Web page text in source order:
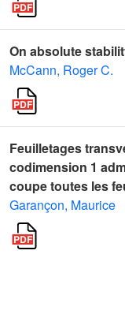
On absolute
McCann, Roger C.
Feuilletages
codimension 1
coupe toutes les
Garançon, Maurice